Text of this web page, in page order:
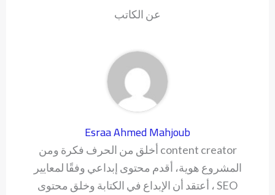
عن الكاتب
Esraa Ahmed Mahjoub
content creator أخلق من الحرف فكرة ومن
المشروع هوية، أقدم محتوى إبداعي وفقًا لمعايير
SEO ، أعتقد أن الإبداع في الكتابة وخلق محتوى